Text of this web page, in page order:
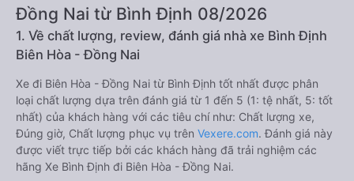
Đồng Nai từ Bình Định 08/2026
1. Về chất lượng, review, đánh giá nhà xe Bình Định
Biên Hòa - Đồng Nai
Xe đi Biên Hòa - Đồng Nai từ Bình Định tốt nhất được phân
loại chất lượng dựa trên đánh giá từ 1 đến 5 (1: tệ nhất, 5: tốt
nhất) của khách hàng với các tiêu chí như: Chất lượng xe,
Đúng giờ, Chất lượng phục vụ trên Vexere.com. Đánh giá này
được viết trực tiếp bởi các khách hàng đã trải nghiệm các
hãng Xe Bình Định đi Biên Hòa - Đồng Nai.